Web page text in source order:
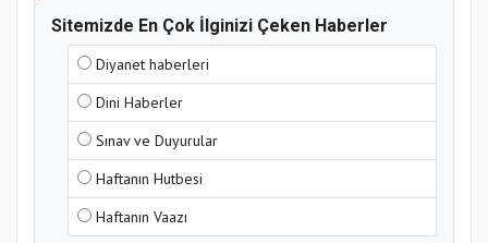
Samsun Atakum’da Yaz Kur’an Kursu
Kapanış Programı
Sitemizde En Çok İlginizi Çeken Haberler
Diyanet haberleri
Dini Haberler
Sınav ve Duyurular
Haftanın Hutbesi
Haftanın Vaazı